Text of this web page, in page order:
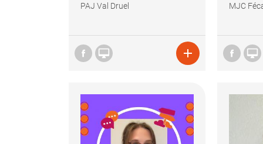
PAJ Val Druel
 
MJC
